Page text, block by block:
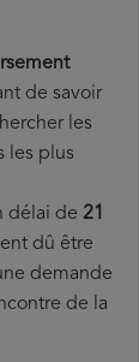
de savoir
les
les plus
délai de 21
dû être
demande
de la